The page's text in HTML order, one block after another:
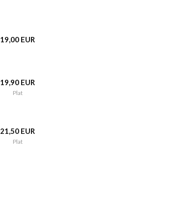
19,00 EUR
19,90 EUR
Plat
21,50 EUR
Plat